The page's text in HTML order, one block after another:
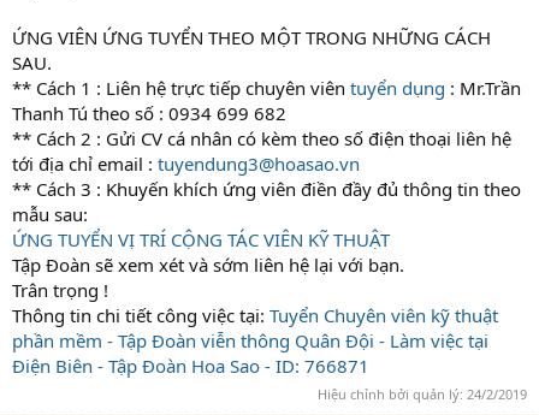
ỨNG VIÊN ỨNG TUYỂN THEO MỘT TRONG NHỮNG CÁCH
SAU.
** Cách 1 : Liên hệ trực tiếp chuyên viên tuyển dụng : Mr.Trần
Thanh Tú theo số : 0934 699 682
** Cách 2 : Gửi CV cá nhân có kèm theo số điện thoại liên hệ
tới địa chỉ email : tuyendung3@hoasao.vn
** Cách 3 : Khuyến khích ứng viên điền đầy đủ thông tin theo
mẫu sau:
ỨNG TUYỂN VỊ TRÍ CỘNG TÁC VIÊN KỸ THUẬT
Tập Đoàn sẽ xem xét và sớm liên hệ lại với bạn.
Trân trọng !
Thông tin chi tiết công việc tại: Tuyển Chuyên viên kỹ thuật
phần mềm - Tập Đoàn viễn thông Quân Đội - Làm việc tại
Điện Biên - Tập Đoàn Hoa Sao - ID: 766871
Hiệu chỉnh bởi quản lý: 24/2/2019